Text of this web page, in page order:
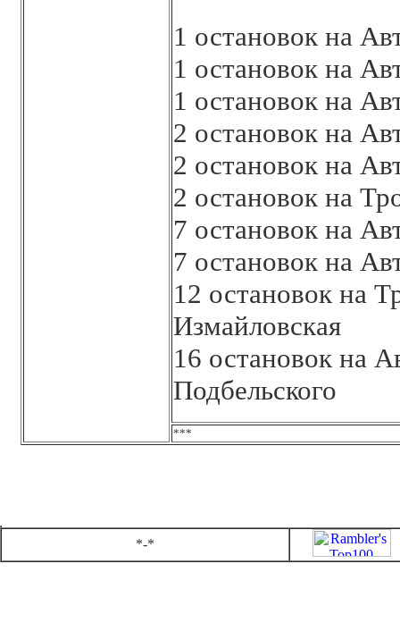
1 остановок на
1 остановок на
1 остановок на
2 остановок на
2 остановок на
2 остановок на
7 остановок на
7 остановок на
12 остановок на
Измайловская
16 остановок на
Подбельского
***
*-*